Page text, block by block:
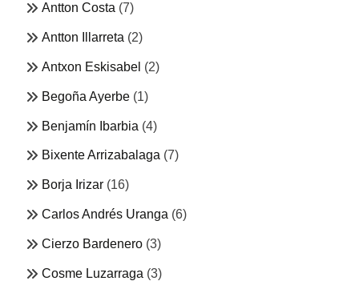
Antton Costa (7)
Antton Illarreta (2)
Antxon Eskisabel (2)
Begoña Ayerbe (1)
Benjamín Ibarbia (4)
Bixente Arrizabalaga (7)
Borja Irizar (16)
Carlos Andrés Uranga (6)
Cierzo Bardenero (3)
Cosme Luzarraga (3)